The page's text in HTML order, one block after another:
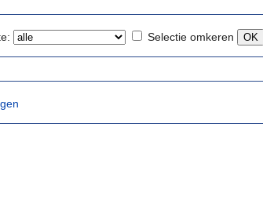
Selectie omkeren